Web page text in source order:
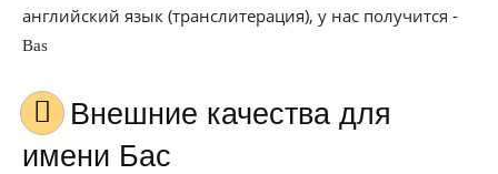
английский язык (транслитерация), у нас получится -
Bas
Внешние качества для
имени Бас